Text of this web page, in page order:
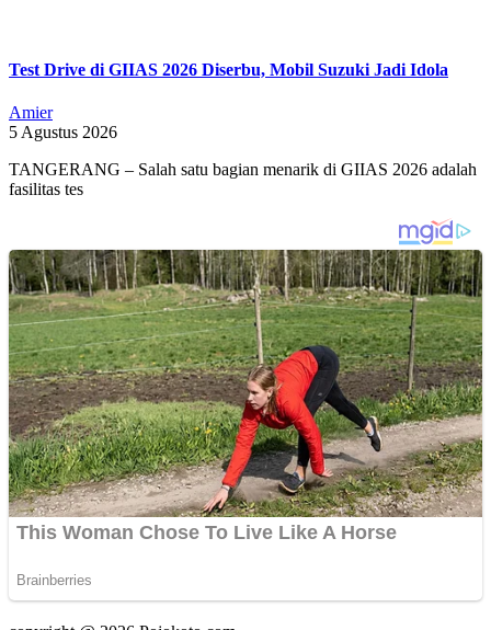
Test Drive di GIIAS 2026 Diserbu, Mobil Suzuki Jadi Idola
Amier
5 Agustus 2026
TANGERANG – Salah satu bagian menarik di GIIAS 2026 adalah
fasilitas tes